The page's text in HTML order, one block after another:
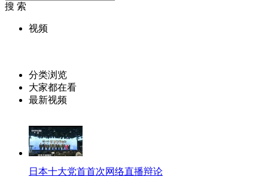
搜 索
视频
分类浏览
大家都在看
最新视频
日本十大党首首次网络直播辩论